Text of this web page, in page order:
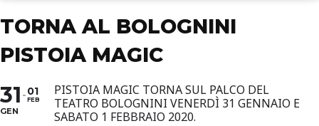
TORNA AL BOLOGNINI
PISTOIA MAGIC
31
GEN
01
FEB
PISTOIA MAGIC TORNA SUL PALCO DEL
TEATRO BOLOGNINI VENERDÌ 31 GENNAIO E
SABATO 1 FEBBRAIO 2020.